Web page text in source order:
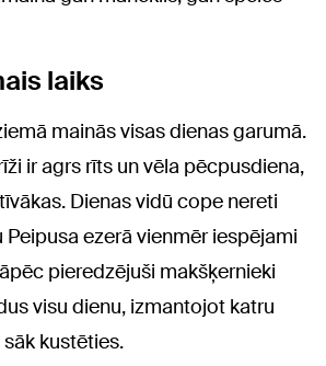
laiks
mainās visas dienas garumā.
ir agrs rīts un vēla pēcpusdiena,
Dienas vidū cope nereti
Peipusa ezerā vienmēr iespējami
pieredzējuši makšķernieki
visu dienu, izmantojot katru
kustēties.